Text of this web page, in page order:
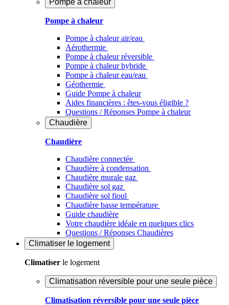
Pompe à chaleur
Pompe à chaleur
Pompe à chaleur air/eau
Aérothermie
Pompe à chaleur réversible
Pompe à chaleur hybride
Pompe à chaleur​ eau/eau
Géothermie
Guide Pompe à chaleur
Aides financières : êtes-vous éligible ?
Questions / Réponses Pompe à chaleur
Chaudière
Chaudière
Chaudière connectée
Chaudière à condensation
Chaudière murale gaz
Chaudière sol gaz
Chaudière sol fioul
Chaudière basse température
Guide chaudière
Votre chaudière idéale en quelques clics
Questions / Réponses Chaudières
Climatiser le logement
Climatiser le logement
Climatisation réversible pour une seule pièce
Climatisation réversible pour une seule pièce